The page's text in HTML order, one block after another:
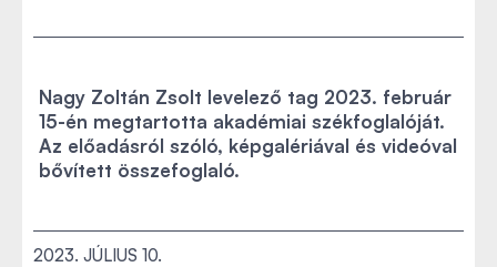
Nagy Zoltán Zsolt levelező tag 2023. február
15-én megtartotta akadémiai székfoglalóját.
Az előadásról szóló, képgalériával és videóval
bővített összefoglaló.
2023. JÚLIUS 10.